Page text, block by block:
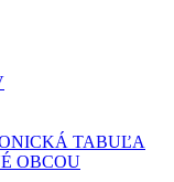
TABUĽA
OBCOU